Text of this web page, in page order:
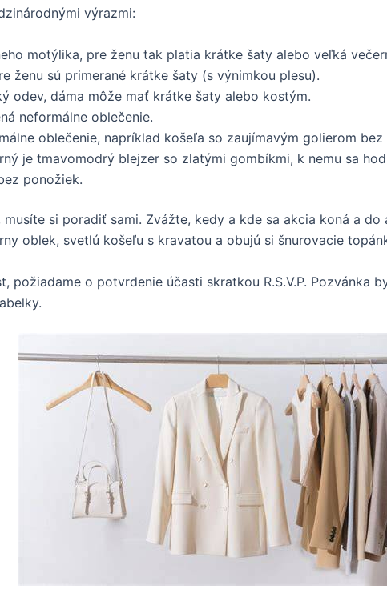
výrazmi:
motýlika, pre ženu tak platia krátke šaty alebo veľká
ženu sú primerané krátke šaty (s výnimkou plesu).
odev, dáma môže mať krátke šaty alebo kostým.
neformálne oblečenie.
oblečenie, napríklad košeľa so zaujímavým golierom
je tmavomodrý blejzer so zlatými gombíkmi, k nemu sa
ponožiek.
si poradiť sami. Zvážte, kedy a kde sa akcia koná a
oblek, svetlú košeľu s kravatou a obujú si šnurovacie
požiadame o potvrdenie účasti skratkou R.S.V.P. Pozvánka